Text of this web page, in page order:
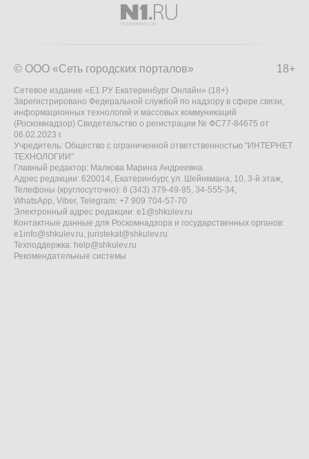
18+
© ООО «Сеть городских порталов»
Сетевое издание «Е1.РУ Екатеринбург Онлайн» (18+)
Зарегистрировано Федеральной службой по надзору в сфере связи,
информационных технологий и массовых коммуникаций
(Роскомнадзор) Свидетельство о регистрации № ФС77-84675 от
06.02.2023 г.
Учредитель: Общество с ограниченной ответственностью "ИНТЕРНЕТ
ТЕХНОЛОГИИ"
Главный редактор: Малкова Марина Андреевна
Адрес редакции: 620014, Екатеринбург, ул. Шейнкмана, 10, 3-й этаж,
Телефоны (круглосуточно): 8 (343) 379-49-95, 34-555-34,
WhatsApp, Viber, Telegram: +7 909 704-57-70
Электронный адрес редакции: e1@shkulev.ru
Контактные данные для Роскомнадзора и государственных органов:
e1info@shkulev.ru, juristekat@shkulev.ru
Техподдержка: help@shkulev.ru
Рекомендательные системы